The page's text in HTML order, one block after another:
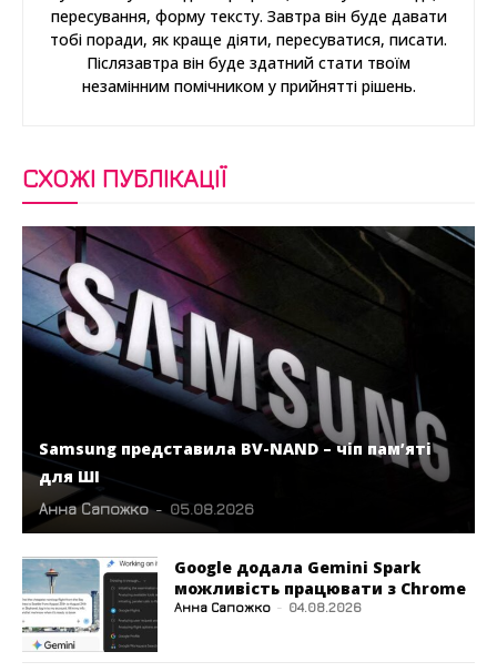
пересування, форму тексту. Завтра він буде давати
тобі поради, як краще діяти, пересуватися, писати.
Післязавтра він буде здатний стати твоїм
незамінним помічником у прийнятті рішень.
СХОЖІ ПУБЛІКАЦІЇ
Samsung представила BV-NAND – чіп пам’яті
для ШІ
Анна Сапожко - 05.08.2026
Google додала Gemini Spark
можливість працювати з Chrome
Анна Сапожко - 04.08.2026